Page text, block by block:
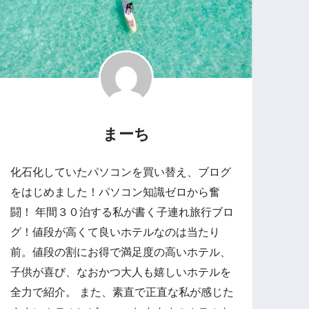
まーち
化石化していたパソコンを買い替え、ブログ
をはじめました！パソコン知識ゼロから奮
闘！ 年間３０泊する私が書く子連れ旅行ブロ
グ！値段が高くて良いホテルなのは当たり
前。値段の割にお得で満足度の高いホテル、
子供が喜び、なおかつ大人も嬉しいホテルを
全力で紹介。 また、素直で正直な私が感じた